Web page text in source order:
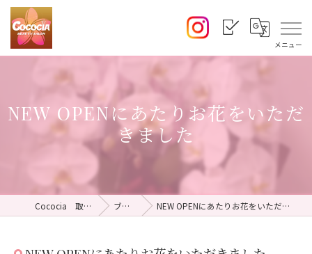
NEW OPENにあたりお花をいただ
きました
Cococia 取手店 ブログ NEW OPENにあたりお花をいただきました